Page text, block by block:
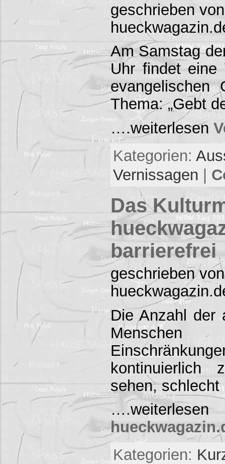
geschrieben
Am Samstag
Uhr findet eine
evangelischen
Thema: „Gebt
….weiterlesen
Kategorien:
Vernissagen |
Das
barrierefrei
geschrieben
Die Anzahl der
Menschen
sehen,
Kategorien: